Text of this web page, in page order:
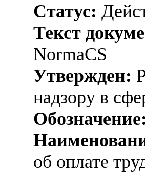
Статус:
Текст
NormaCS
Утвержден:
надзору в
Обозначение:
об оплате